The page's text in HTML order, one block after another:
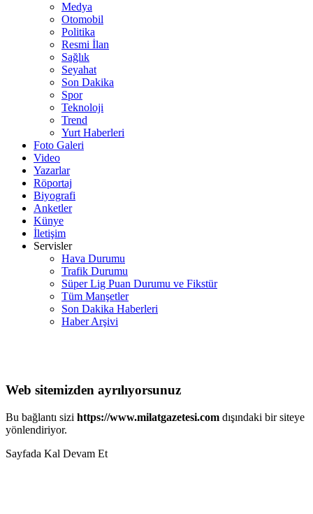
Medya
Otomobil
Politika
Resmi İlan
Sağlık
Seyahat
Son Dakika
Spor
Teknoloji
Trend
Yurt Haberleri
Foto Galeri
Video
Yazarlar
Röportaj
Biyografi
Anketler
Künye
İletişim
Servisler
Hava Durumu
Trafik Durumu
Süper Lig Puan Durumu ve Fikstür
Tüm Manşetler
Son Dakika Haberleri
Haber Arşivi
Web sitemizden ayrılıyorsunuz
Bu bağlantı sizi https://www.milatgazetesi.com dışındaki bir siteye
yönlendiriyor.
Sayfada Kal Devam Et